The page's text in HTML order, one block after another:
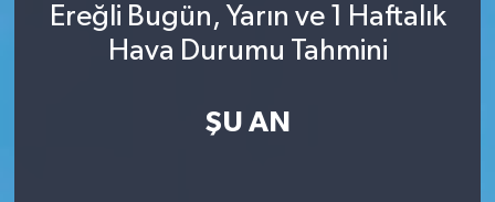
Ereğli Bugün, Yarın ve 1 Haftalık
Hava Durumu Tahmini
ŞU AN
Son Dakika Haberleri